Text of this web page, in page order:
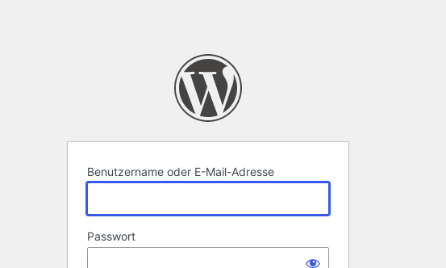
Benutzername oder E-Mail-Adresse
Passwort